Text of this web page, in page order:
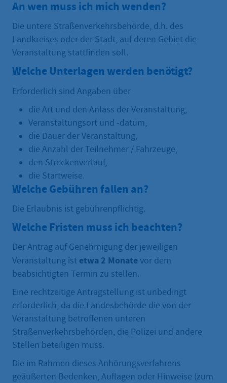
An wen muss ich mich wenden?
Die untere Straßenverkehrsbehörde, d.h. des
Landkreises oder der Stadt, auf deren Gebiet die
Veranstaltung stattfinden soll.
Welche Unterlagen werden benötigt?
Erforderlich sind Angaben über
die Art und den Anlass der Veranstaltung,
Veranstaltungsort und -datum,
die Dauer der Veranstaltung,
die Anzahl der Teilnehmer / Fahrzeuge,
den Streckenverlauf,
die Startweise.
Welche Gebühren fallen an?
Die Erlaubnis ist gebührenpflichtig.
Welche Fristen muss ich beachten?
Der Antrag auf Genehmigung der jeweiligen
Veranstaltung ist etwa 2 Monatevor dem
beabsichtigten Termin zu stellen.
Eine rechtzeitige Antragstellung ist unbedingt
erforderlich, da die Landesbehörde die von der
Veranstaltung betroffenen unteren
Straßenverkehrsbehörden, die Polizei und andere
Stellen beteiligen muss.
Die im Rahmen dieses Anhörungsverfahrens
geäußerten Bedenken, Auflagen oder Hinweise (zum